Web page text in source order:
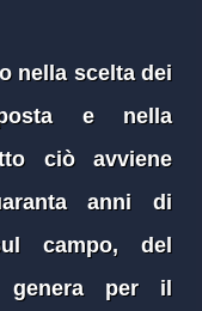
nella scelta dei
e nella
ciò avviene
anni di
campo, del
genera per il